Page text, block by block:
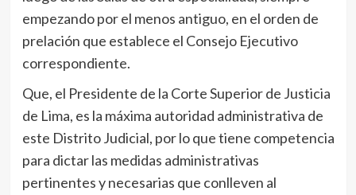
empezando por el menos antiguo, en el orden de
prelación que establece el Consejo Ejecutivo
correspondiente.
Que, el Presidente de la Corte Superior de Justicia
de Lima, es la máxima autoridad administrativa de
este Distrito Judicial, por lo que tiene competencia
para dictar las medidas administrativas
pertinentes y necesarias que conlleven al